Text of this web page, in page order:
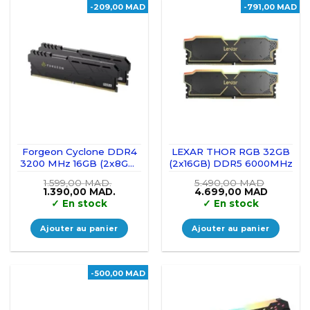
-209,00 MAD
Forgeon Cyclone DDR4
3200 MHz 16GB (2x8GB)
1.599,00MAD.
Le
prix
initial
était :
1.599,00 MAD..
1.390,00 MAD.Le
est :
1.390,00 MAD..
✓ En stock
Ajouter au panier
-791,00 MAD
LEXAR THOR RGB 32GB
(2x16GB) DDR5 6000MHz
5.490,00MAD
Le
prix
initial
était :
5.490,00 MAD.
4.699,00 MADLe
est :
✓ En stock
Ajouter au panier
-500,00 MAD